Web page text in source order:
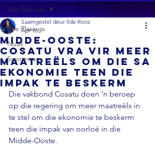
Alle Plasings
Nuus
Sportnuus
Alle Plasings
Midde-Ooste:
Cosatu vra vir meer
maatreëls om die SA
ekonomie teen die
impak te beskerm
Saamgestel deur Ilde Roos
Apr 16
Die vakbond Cosatu doen ‘n beroep
op die regering om meer maatreëls in
te stel om die ekonomie te beskerm
teen die impak van oorloë in die
Midde-Ooste.